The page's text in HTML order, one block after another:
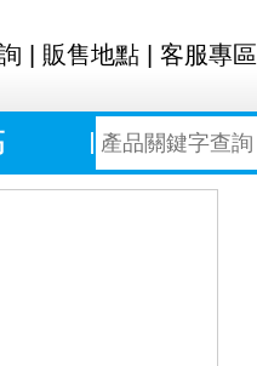
販售地點 客服專區